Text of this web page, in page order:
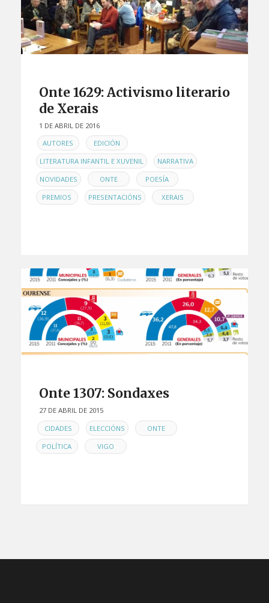
Onte 1629: Activismo literario
de Xerais
1 DE ABRIL DE 2016
ENAUTORES , EDICIÓN ,
LITERATURA INFANTIL E XUVENIL , NARRATIVA ,
NOVIDADES , ONTE , POESÍA ,
PREMIOS , PRESENTACIÓNS , XERAIS
Onte 1307: Sondaxes
27 DE ABRIL DE 2015
EN
CIDADES , ELECCIÓNS , ONTE ,
POLÍTICA , VIGO